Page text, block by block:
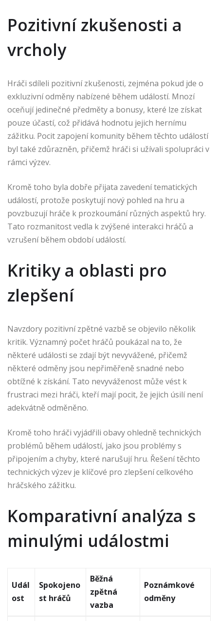
Pozitivní zkušenosti a
vrcholy
Hráči sdíleli pozitivní zkušenosti, zejména pokud jde o
exkluzivní odměny nabízené během událostí. Mnozí
oceňují jedinečné předměty a bonusy, které lze získat
pouze účastí, což přidává hodnotu jejich hernímu
zážitku. Pocit zapojení komunity během těchto událostí
byl také zdůrazněn, přičemž hráči si užívali spolupráci v
rámci výzev.
Kromě toho byla dobře přijata zavedení tematických
událostí, protože poskytují nový pohled na hru a
povzbuzují hráče k prozkoumání různých aspektů hry.
Tato rozmanitost vedla k zvýšené interakci hráčů a
vzrušení během období událostí.
Kritiky a oblasti pro
zlepšení
Navzdory pozitivní zpětné vazbě se objevilo několik
kritik. Významný počet hráčů poukázal na to, že
některé události se zdají být nevyvážené, přičemž
některé odměny jsou nepřiměřeně snadné nebo
obtížné k získání. Tato nevyváženost může vést k
frustraci mezi hráči, kteří mají pocit, že jejich úsilí není
adekvátně odměněno.
Kromě toho hráči vyjádřili obavy ohledně technických
problémů během událostí, jako jsou problémy s
připojením a chyby, které narušují hru. Řešení těchto
technických výzev je klíčové pro zlepšení celkového
hráčského zážitku.
Komparativní analýza s
minulými událostmi
Udál
ost
Spokojeno
st hráčů
Běžná
zpětná
vazba
Poznámkové
odměny